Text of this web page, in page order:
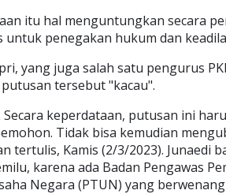
itu hal menguntungkan secara
untuk penegakan hukum dan
yang juga salah satu pengurus
tersebut "kacau".
keperdataan, putusan ini
Tidak bisa kemudian
tertulis, Kamis (2/3/2023). Junaedi
karena ada Badan Pengawas
Negara (PTUN) yang